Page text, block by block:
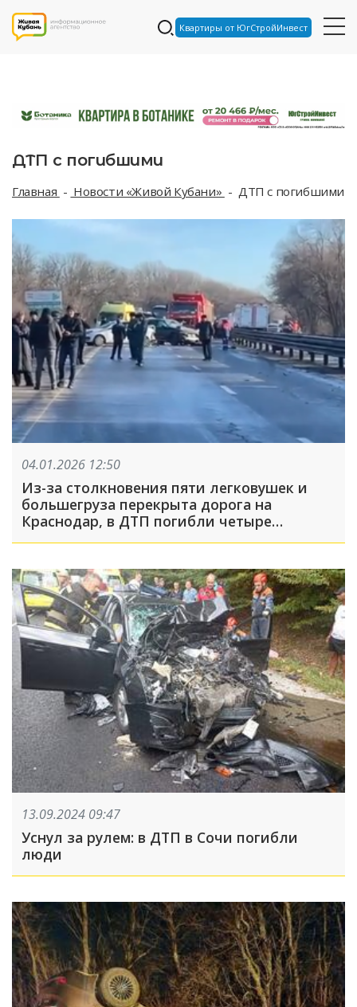
Квартиры от ЮгСтройИнвест
ДТП с погибшими
Главная Новости «Живой Кубани» ДТП с погибшими
04.01.2026 12:50
Из-за столкновения пяти легковушек и
большегруза перекрыта дорога на
Краснодар, в ДТП погибли четыре
человека
13.09.2024 09:47
Уснул за рулем: в ДТП в Сочи погибли
люди